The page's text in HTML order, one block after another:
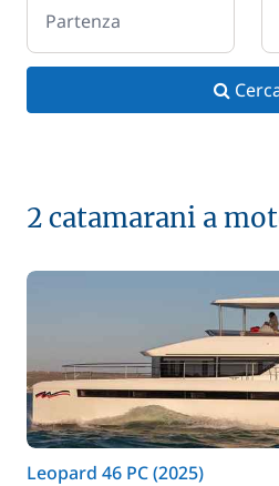
Partenza
2 catamarani a
Leopard 46 PC (2025)